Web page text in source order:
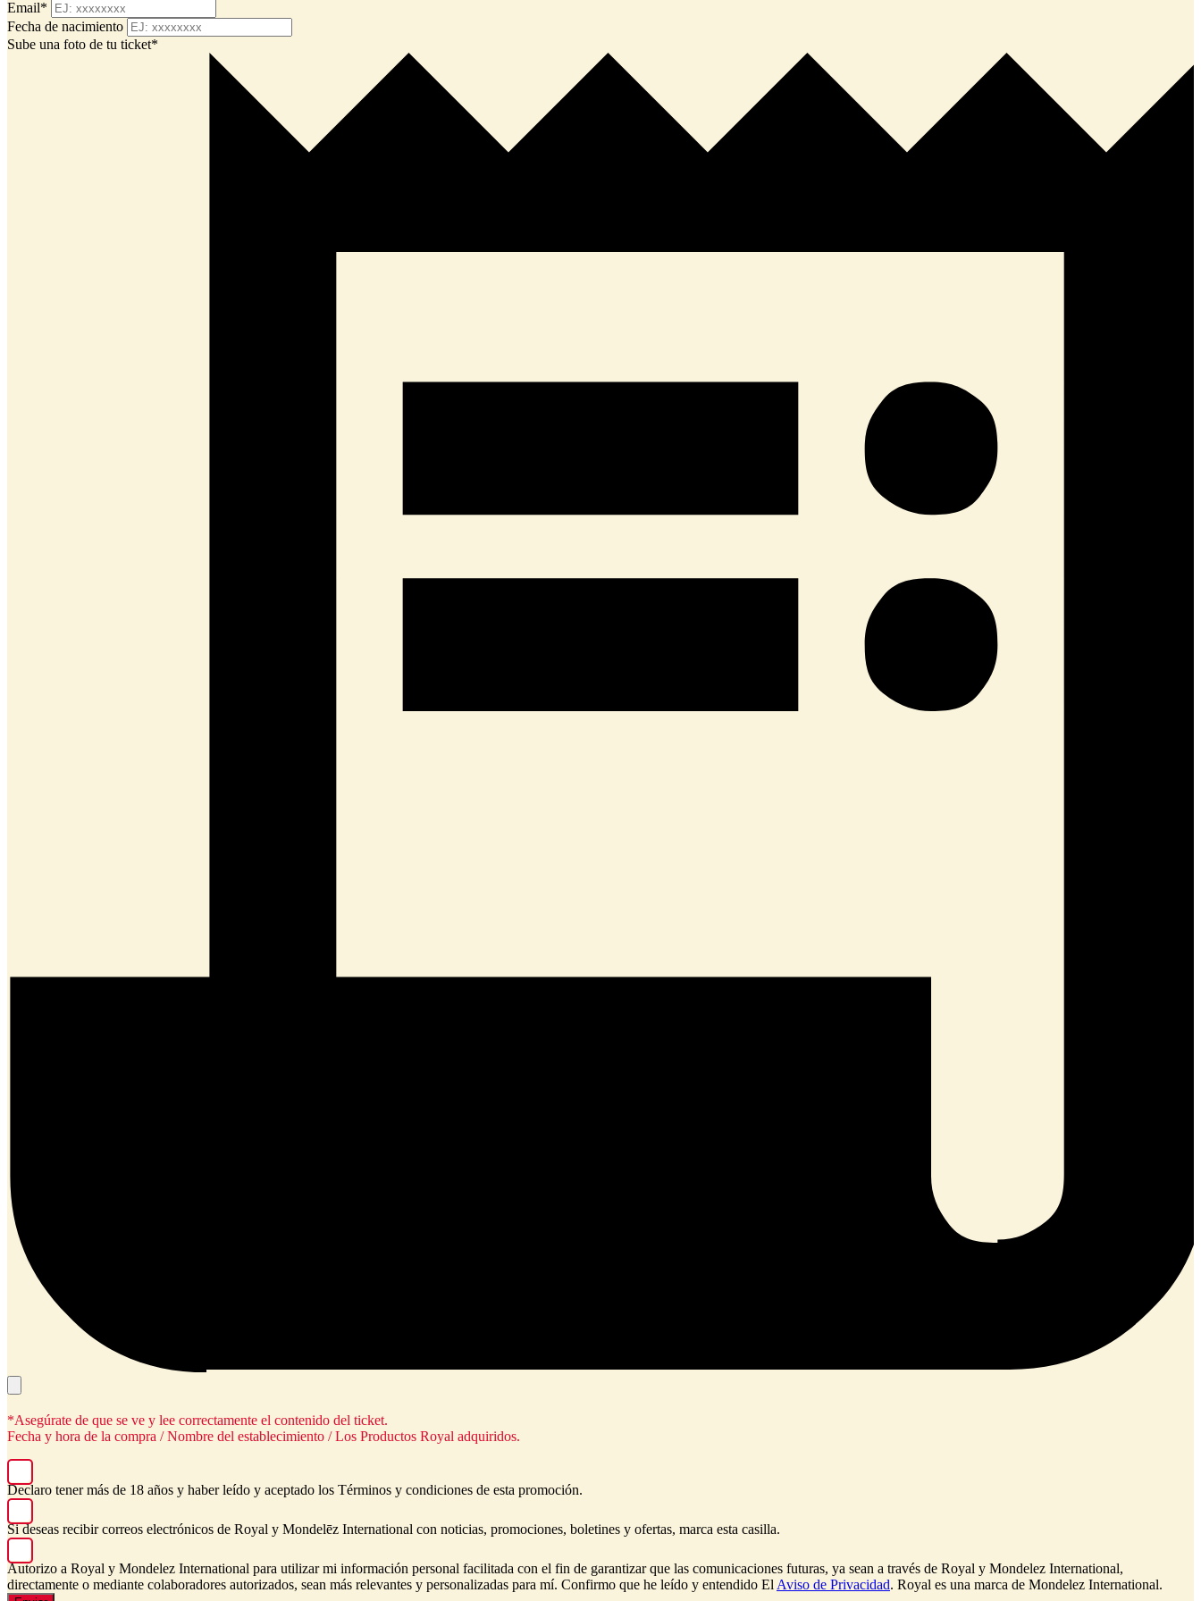
Email*
Fecha de nacimiento
Sube una foto de tu ticket*
*Asegúrate de que se ve y lee correctamente el contenido del ticket.
Fecha y hora de la compra / Nombre del establecimiento / Los Productos Royal adquiridos.
Declaro tener más de 18 años y haber leído y aceptado los Términos y condiciones de esta promoción.
Si deseas recibir correos electrónicos de Royal y Mondelēz International con noticias, promociones, boletines y ofertas, marca esta casilla.
Autorizo a Royal y Mondelez International para utilizar mi información personal facilitada con el fin de garantizar que las comunicaciones futuras, ya sean a través de Royal y Mondelez International,
directamente o mediante colaboradores autorizados, sean más relevantes y personalizadas para mí. Confirmo que he leído y entendido El Aviso de Privacidad. Royal es una marca de Mondelez International.